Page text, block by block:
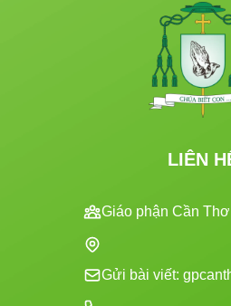
LIÊN
Giáo phận Cần Thơ
Gửi bài viết: